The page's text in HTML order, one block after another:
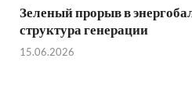
Зеленый прорыв в
структура генерации
15.06.2026